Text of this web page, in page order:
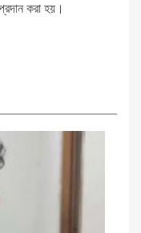
করা হয়।